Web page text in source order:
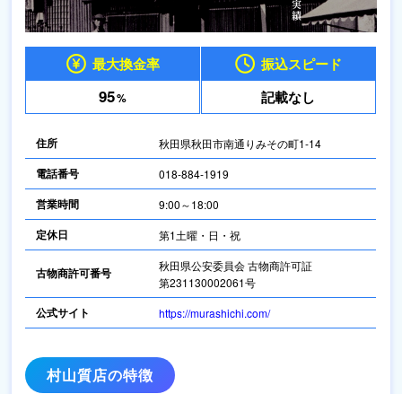
最大換金率
95%
振込スピード
記載なし
住所 秋田県秋田市南通りみその町1-14
電話番号 018-884-1919
営業時間 9:00～18:00
定休日 第1土曜・日・祝
古物商許可番号
秋田県公安委員会 古物商許可証
第231130002061号
公式サイト https://murashichi.com/
村山質店の特徴